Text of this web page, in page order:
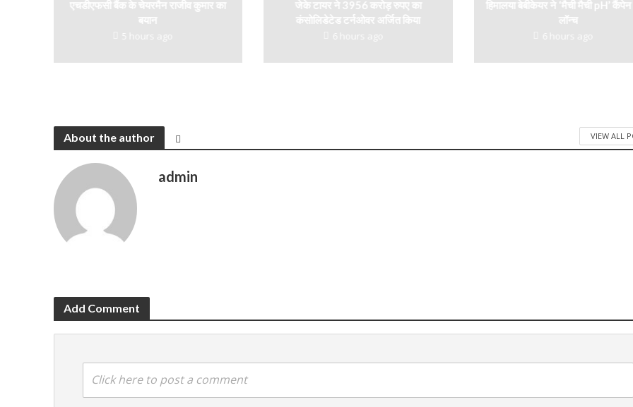
एचडीएफसी बैंक के चेयरमैन राजीव कुमार का
बयान
5 hours ago
जेके टायर ने 3956 करोड़ रुपए का
कंसोलिडेटेड टर्नओवर अर्जित किया
6 hours ago
हिमालया बेबीकेयर ने ‘मैची मैची pH’ कैंपेन
लॉन्च
6 hours ago
About the author VIEW ALL
admin
Add Comment
Click here to post a comment